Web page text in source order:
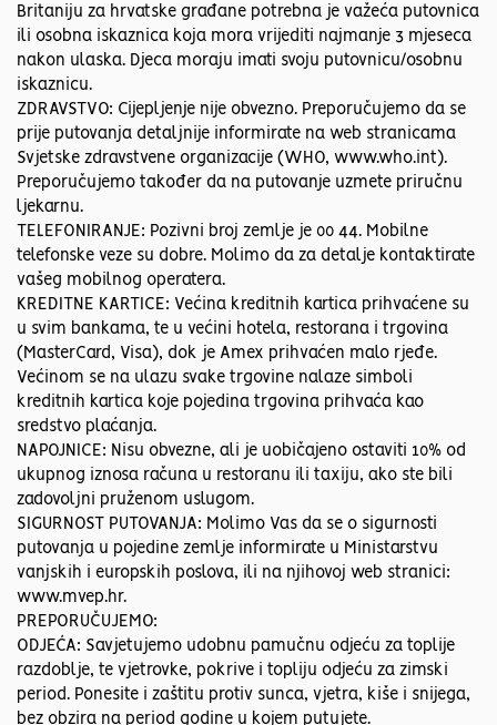
Britaniju za hrvatske građane potrebna je važeća putovnica
ili osobna iskaznica koja mora vrijediti najmanje 3 mjeseca
nakon ulaska. Djeca moraju imati svoju putovnicu/osobnu
iskaznicu.
ZDRAVSTVO: Cijepljenje nije obvezno. Preporučujemo da se
prije putovanja detaljnije informirate na web stranicama
Svjetske zdravstvene organizacije (WHO, www.who.int).
Preporučujemo također da na putovanje uzmete priručnu
ljekarnu.
TELEFONIRANJE: Pozivni broj zemlje je 00 44. Mobilne
telefonske veze su dobre. Molimo da za detalje kontaktirate
vašeg mobilnog operatera.
KREDITNE KARTICE: Većina kreditnih kartica prihvaćene su
u svim bankama, te u većini hotela, restorana i trgovina
(MasterCard, Visa), dok je Amex prihvaćen malo rjeđe.
Većinom se na ulazu svake trgovine nalaze simboli
kreditnih kartica koje pojedina trgovina prihvaća kao
sredstvo plaćanja.
NAPOJNICE: Nisu obvezne, ali je uobičajeno ostaviti 10% od
ukupnog iznosa računa u restoranu ili taxiju, ako ste bili
zadovoljni pruženom uslugom.
SIGURNOST PUTOVANJA: Molimo Vas da se o sigurnosti
putovanja u pojedine zemlje informirate u Ministarstvu
vanjskih i europskih poslova, ili na njihovoj web stranici:
www.mvep.hr.
PREPORUČUJEMO:
ODJEĆA: Savjetujemo udobnu pamučnu odjeću za toplije
razdoblje, te vjetrovke, pokrive i topliju odjeću za zimski
period. Ponesite i zaštitu protiv sunca, vjetra, kiše i snijega,
bez obzira na period godine u kojem putujete.